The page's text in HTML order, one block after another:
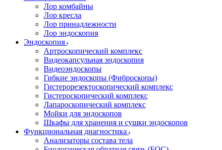
Лор комбайны
Лор кресла
Лор принадлежности
Лор эндоскопия
Эндоскопия
Артроскопический комплекс
Видеокапсульная эндоскопия
Видеоэндоскопы
Гибкие эндоскопы (Фиброcкопы)
Гистерорезектоскопический комплекс
Гистероскопический комплекс
Лапароскопический комплекс
Мойки для эндоскопов
Шкафы для хранения и сушки эндоскопов
Функциональная диагностика
Анализаторы состава тела